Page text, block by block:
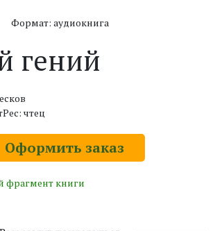
Формат: аудиокнига
гений
чтец
Оформить заказ
фрагмент книги